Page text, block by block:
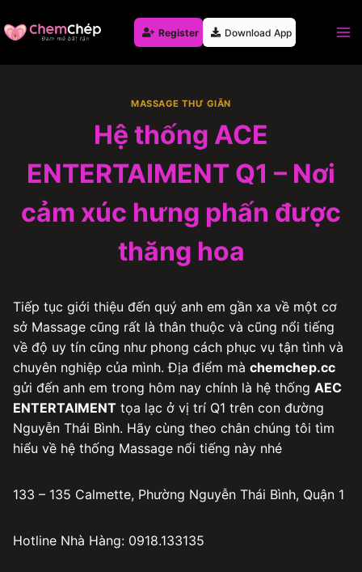
to
Register Download App
MASSAGE THƯ GIÃN
Hệ thống ACE
ENTERTAIMENT Q1 – Nơi
cảm xúc hưng phấn được
thăng hoa
Tiếp tục giới thiệu đến quý anh em gần xa về một cơ
sở Massage cũng rất là thân thuộc và cũng nổi tiếng
về độ uy tín cũng như phong cách phục vụ tận tình và
chuyên nghiệp của mình. Địa điểm mà chemchep.cc
gửi đến anh em trong hôm nay chính là hệ thống AEC
ENTERTAIMENT tọa lạc ở vị trí Q1 trên con đường
Nguyễn Thái Bình. Hãy cùng theo chân chúng tôi tìm
hiểu về hệ thống Massage nổi tiếng này nhé
133 – 135 Calmette, Phường Nguyễn Thái Bình, Quận 1
Hotline Nhà Hàng: 0918.133135